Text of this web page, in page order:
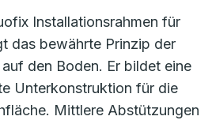
Installationsrahmen für
das bewährte Prinzip der
den Boden. Er bildet eine
Unterkonstruktion für die
Mittlere Abstützungen